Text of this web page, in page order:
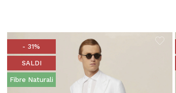
- 31%
SALDI
Fibre Naturali